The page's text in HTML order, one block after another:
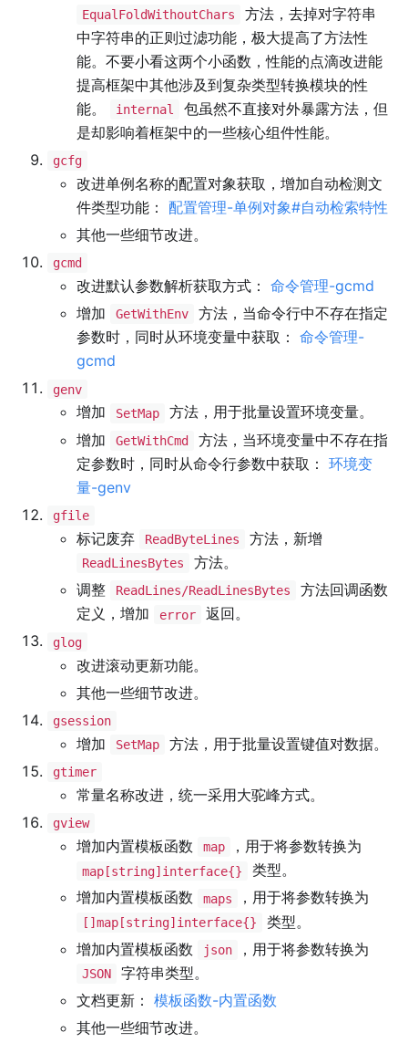
EqualFoldWithoutChars
方法，去掉对字符串
中字符串的正则过滤功能，极大提高了方法性
能。不要小看这两个小函数，性能的点滴改进能
提高框架中其他涉及到复杂类型转换模块的性
能。
internal
包虽然不直接对外暴露方法，但
是却影响着框架中的一些核心组件性能。
gcfg
改进单例名称的配置对象获取，增加自动检测文
件类型功能： 配置管理-单例对象#自动检索特性
其他一些细节改进。
gcmd
改进默认参数解析获取方式： 命令管理-gcmd
增加
GetWithEnv
方法，当命令行中不存在指定
参数时，同时从环境变量中获取： 命令管理-
gcmd
genv
增加 SetMap
方法，用于批量设置环境变量。
增加
GetWithCmd
方法，当环境变量中不存在指
定参数时，同时从命令行参数中获取： 环境变
量-genv
gfile
标记废弃 ReadByteLines 方法，新增
ReadLinesBytes
方法。
调整
ReadLines/ReadLinesBytes
方法回调函数
定义，增加
error 返回。
glog
改进滚动更新功能。
其他一些细节改进。
gsession
增加 SetMap 方法，用于批量设置键值对数据。
gtimer
常量名称改进，统一采用大驼峰方式。
gview
增加内置模板函数 map ，用于将参数转换为
map[string]interface{}
类型。
增加内置模板函数
maps ，用于将参数转换为
[]map[string]interface{}
类型。
增加内置模板函数
json ，用于将参数转换为
JSON
字符串类型。
文档更新： 模板函数-内置函数
其他一些细节改进。